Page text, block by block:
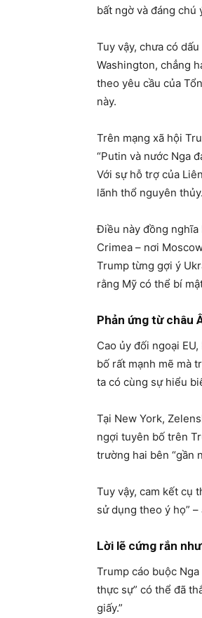
bất ngờ và đáng
Tuy vậy, chưa có
Washington, chẳng
theo yêu cầu của
này.
Trên mạng xã hội
“Putin và nước Nga
Với sự hỗ trợ của
lãnh thổ nguyên
Điều này đồng nghĩa
Crimea – nơi
Trump từng gợi ý
rằng Mỹ có thể bí
Phản ứng từ châu
Cao ủy đối ngoại
bố rất mạnh mẽ mà
ta có cùng sự hiểu
Tại New York,
ngợi tuyên bố trên
trường hai bên “gần
Tuy vậy, cam kết cụ
sử dụng theo ý họ”
Lời lẽ cứng rắn
Trump cáo buộc
thực sự” có thể đã
giấy.”